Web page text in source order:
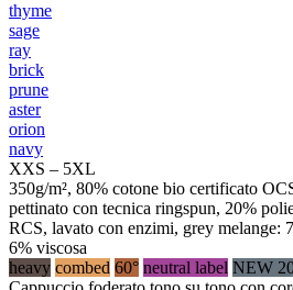
thyme
sage
ray
brick
prune
aster
orion
navy
XXS – 5XL
350g/m², 80% cotone bio certificato
pettinato con tecnica ringspun, 20%
RCS, lavato con enzimi, grey melange:
6% viscosa
heavy combed 60° neutral label NEW